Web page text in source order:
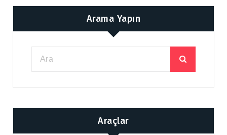
Arama Yapın
Araçlar